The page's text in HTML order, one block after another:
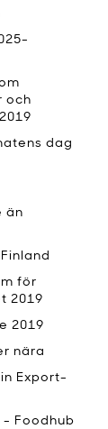
och
dag
än
för
2019
2019
nära
Export-
- Foodhub